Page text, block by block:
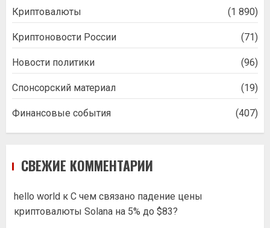
Криптовалюты (1 890)
Криптоновости России (71)
Новости политики (96)
Спонсорский материал (19)
Финансовые события (407)
СВЕЖИЕ КОММЕНТАРИИ
hello world к С чем связано падение цены
криптовалюты Solana на 5% до $83?